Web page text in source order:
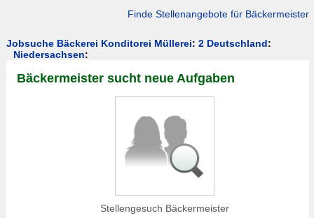
Finde Stellenangebote für Bäckermeister
Jobsuche Bäckerei Konditorei Müllerei: 2 Deutschland:
Niedersachsen:
Bäckermeister sucht neue Aufgaben
Stellengesuch Bäckermeister